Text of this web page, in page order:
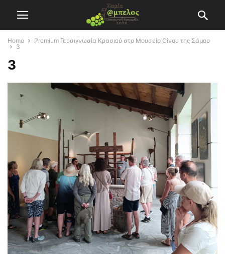
Home
Premium Γευσιγνωσία Κρασιού στο Μουσείο Οίνου της Σάμου
3
3